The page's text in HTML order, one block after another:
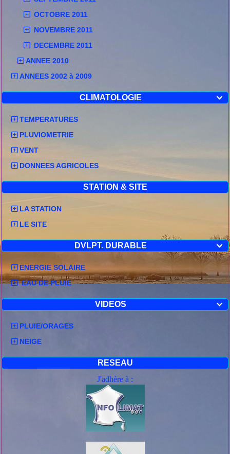
OCTOBRE 2011
NOVEMBRE 2011
DECEMBRE 2011
ANNEE 2010
ANNEES 2002 à 2009

CLIMATOLOGIE
TEMPERATURES
PLUVIOMETRIE
VENT
DONNEES AGRICOLES
STATION & SITE
LA STATION
LE SITE

DVLPT. DURABLE
ENERGIE SOLAIRE
EAU DE PLUIE

VIDEOS
PLUIE/ORAGES
NEIGE
RESEAU
J'adhère à :